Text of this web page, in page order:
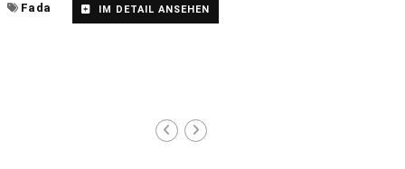
Fada IM DETAIL ANSEHEN